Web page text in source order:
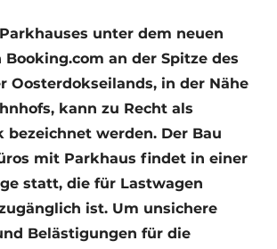
unter dem neuen
Booking.com an der Spitze des
Oosterdokseilands, in der Nähe
kann zu Recht als
bezeichnet werden. Der Bau
mit Parkhaus findet in einer
statt, die für Lastwagen
ist. Um unsichere
Belästigungen für die